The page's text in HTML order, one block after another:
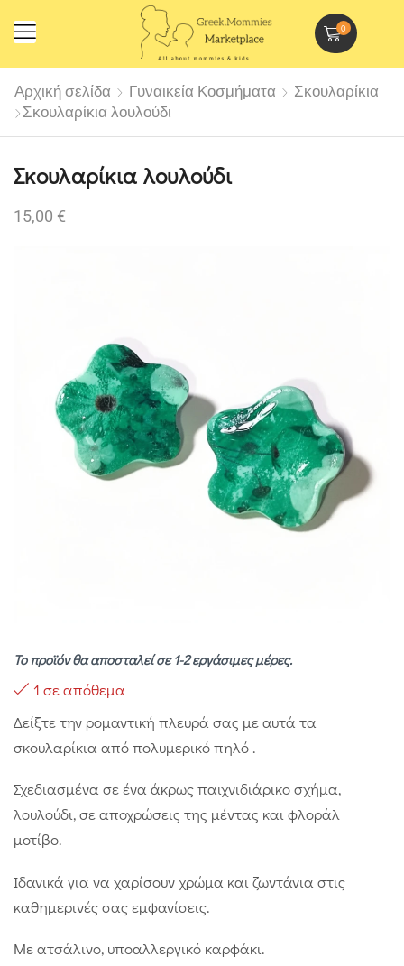
0
Αρχική σελίδα Γυναικεία Κοσμήματα
Σκουλαρίκια
Σκουλαρίκια λουλούδι
Σκουλαρίκια λουλούδι
15,00 €
Το προϊόν θα αποσταλεί σε 1-2 εργάσιμες μέρες.
1 σε απόθεμα
Δείξτε την ρομαντική πλευρά σας με αυτά τα
σκουλαρίκια από πολυμερικό πηλό .
Σχεδιασμένα σε ένα άκρως παιχνιδιάρικο σχήμα,
λουλούδι, σε αποχρώσεις της μέντας και φλοράλ
μοτίβο.
Ιδανικά για να χαρίσουν χρώμα και ζωντάνια στις
καθημερινές σας εμφανίσεις.
Με ατσάλινο, υποαλλεργικό καρφάκι.